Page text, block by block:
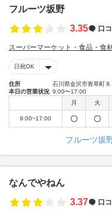
フルーツ坂野
3.35
口
スーパーマーケット・食品・食
日祝OK
住所
石川県金沢市青草町８
本日の営業状況 9:00〜17:00
月
火
9:00~17:00
フルーツ坂
なんでやねん
3.37
口